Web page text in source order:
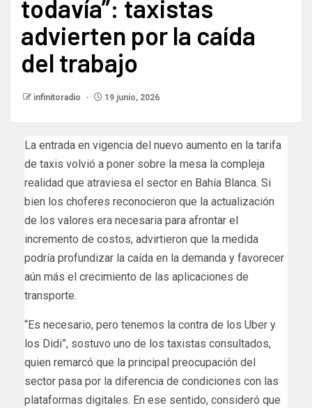
todavía”: taxistas
advierten por la caída
del trabajo​
infinitoradio 19 junio, 2026
La entrada en vigencia del nuevo aumento en la tarifa
de taxis volvió a poner sobre la mesa la compleja
realidad que atraviesa el sector en Bahía Blanca. Si
bien los choferes reconocieron que la actualización
de los valores era necesaria para afrontar el
incremento de costos, advirtieron que la medida
podría profundizar la caída en la demanda y favorecer
aún más el crecimiento de las aplicaciones de
transporte.
“Es necesario, pero tenemos la contra de los Uber y
los Didi”, sostuvo uno de los taxistas consultados,
quien remarcó que la principal preocupación del
sector pasa por la diferencia de condiciones con las
plataformas digitales. En ese sentido, consideró que